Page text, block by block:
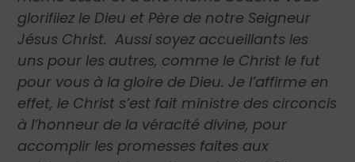
glorifiiez le Dieu et Père de notre Seigneur
Jésus Christ. Aussi soyez accueillants les
uns pour les autres, comme le Christ le fut
pour vous à la gloire de Dieu. Je l’affirme en
effet, le Christ s’est fait ministre des circoncis
à l’honneur de la véracité divine, pour
accomplir les promesses faites aux